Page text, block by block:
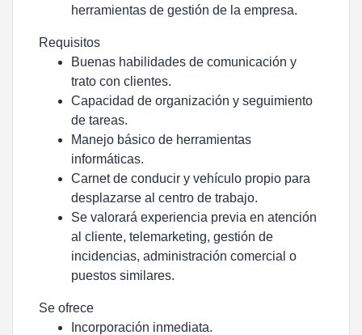
herramientas de gestión de la empresa.
Requisitos
Buenas habilidades de comunicación y
trato con clientes.
Capacidad de organización y seguimiento
de tareas.
Manejo básico de herramientas
informáticas.
Carnet de conducir y vehículo propio para
desplazarse al centro de trabajo.
Se valorará experiencia previa en atención
al cliente, telemarketing, gestión de
incidencias, administración comercial o
puestos similares.
Se ofrece
Incorporación inmediata.